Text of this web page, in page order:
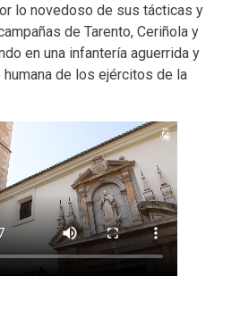
lo novedoso de sus tácticas y
de Tarento, Ceriñola y
en una infantería aguerrida y
de los ejércitos de la